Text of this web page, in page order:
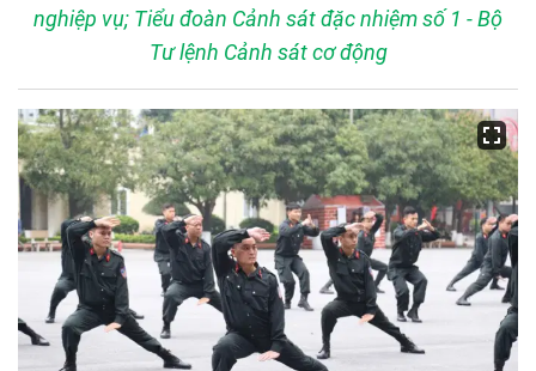
nghiệp vụ; Tiểu đoàn Cảnh sát đặc nhiệm số 1 - Bộ
Tư lệnh Cảnh sát cơ động